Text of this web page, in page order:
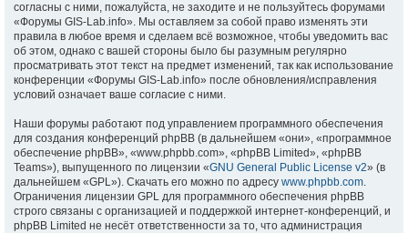
согласны с ними, пожалуйста, не заходите и не пользуйтесь форумами
«Форумы GIS-Lab.info». Мы оставляем за собой право изменять эти
правила в любое время и сделаем всё возможное, чтобы уведомить вас
об этом, однако с вашей стороны было бы разумным регулярно
просматривать этот текст на предмет изменений, так как использование
конференции «Форумы GIS-Lab.info» после обновления/исправления
условий означает ваше согласие с ними.
Наши форумы работают под управлением программного обеспечения
для создания конференций phpBB (в дальнейшем «они», «программное
обеспечение phpBB», «www.phpbb.com», «phpBB Limited», «phpBB
Teams»), выпущенного по лицензии «GNU General Public License v2» (в
дальнейшем «GPL»). Скачать его можно по адресу www.phpbb.com.
Ограничения лицензии GPL для программного обеспечения phpBB
строго связаны с организацией и поддержкой интернет-конференций, и
phpBB Limited не несёт ответственности за то, что администрация